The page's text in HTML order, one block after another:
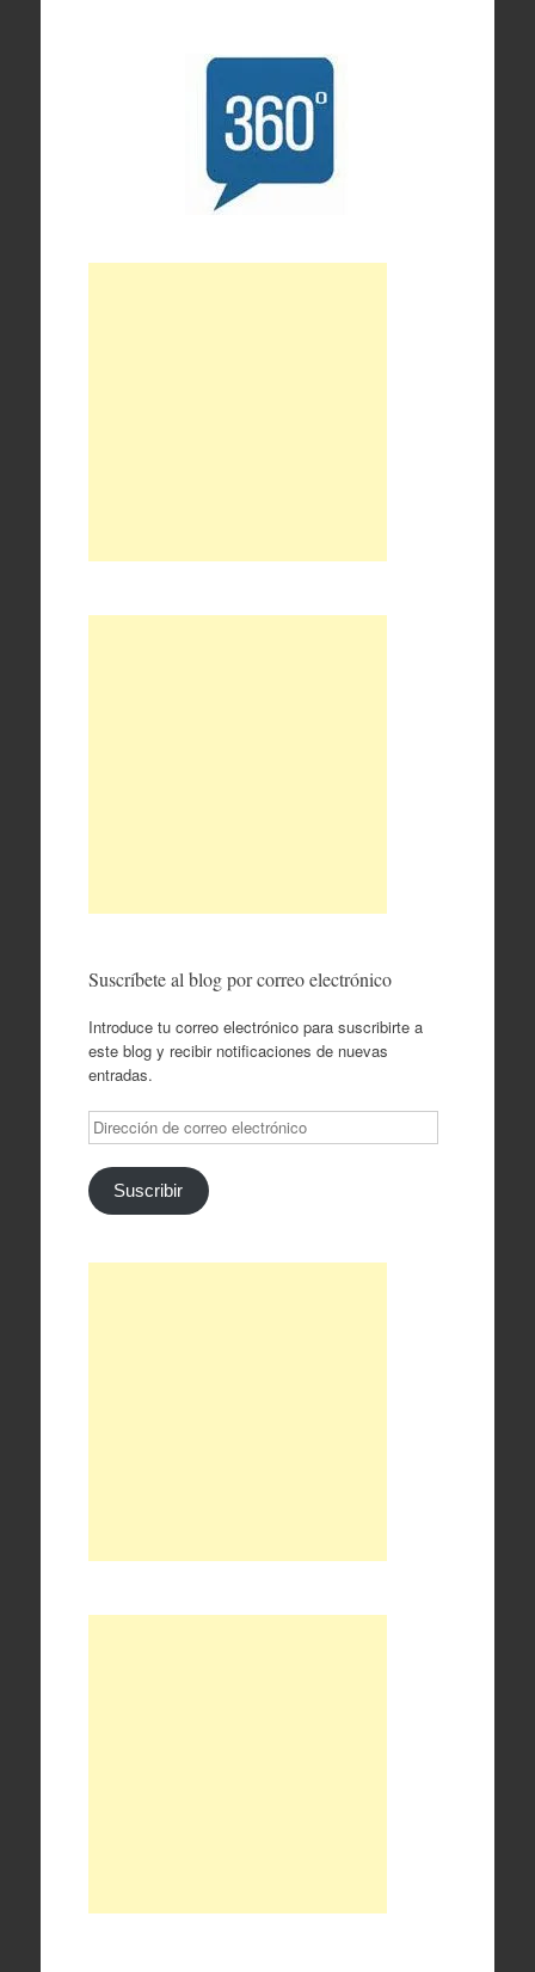
Suscríbete al blog por correo electrónico
Introduce tu correo electrónico para suscribirte a
este blog y recibir notificaciones de nuevas
entradas.
Dirección
de
correo
electrónico
Suscribir